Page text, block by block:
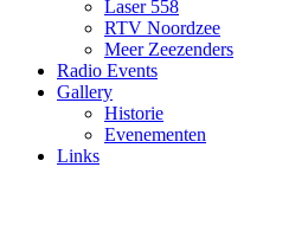
Laser 558
RTV Noordzee
Meer Zeezenders
Radio Events
Gallery
Historie
Evenementen
Links